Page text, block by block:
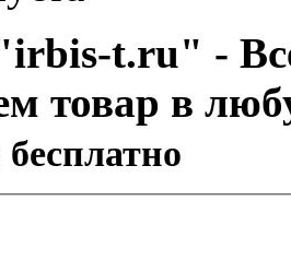
t.ru" -
товар в